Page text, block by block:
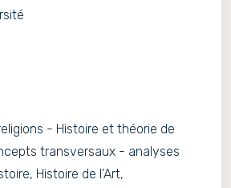
- Histoire et théorie de
transversaux - analyses
Histoire de l'Art,